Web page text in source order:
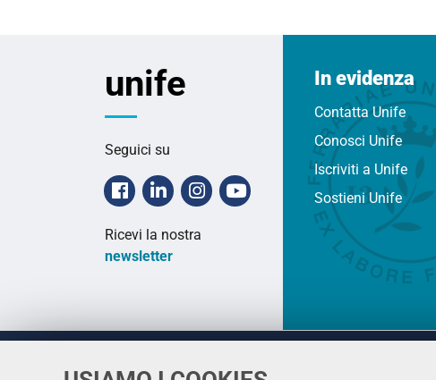
unife
Seguici su
Facebook
LinkedinInstagramYoutube
Ricevi la nostra
newsletter
In evidenza
Contatta Unife
Conosci Unife
Iscriviti a Unife
Sostieni Unife